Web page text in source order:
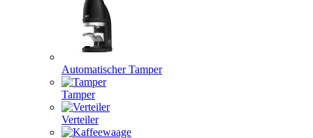
Automatischer Tamper
Tamper
Verteiler